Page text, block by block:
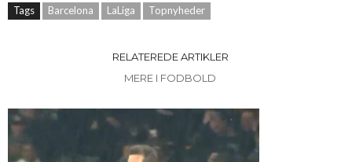
Tags Barcelona LaLiga Topnyheder
RELATEREDE ARTIKLER
MERE I FODBOLD